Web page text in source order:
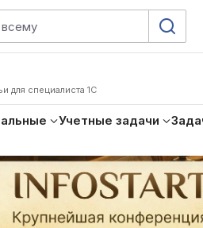
для специалиста 1С
Учетные задачи